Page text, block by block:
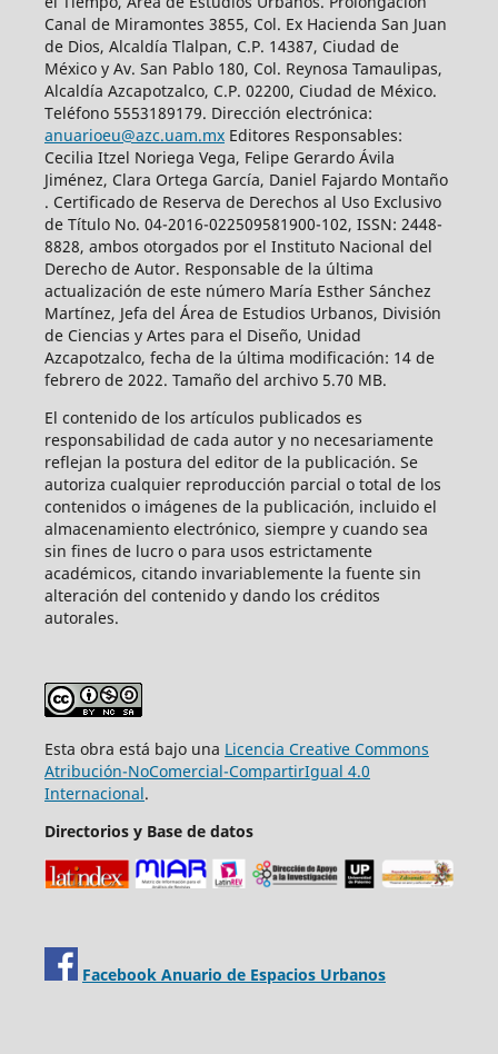
Canal de Miramontes 3855, Col. Ex Hacienda San Juan
de Dios, Alcaldía Tlalpan, C.P. 14387, Ciudad de
México y Av. San Pablo 180, Col. Reynosa Tamaulipas,
Alcaldía Azcapotzalco, C.P. 02200, Ciudad de México.
Teléfono 5553189179. Dirección electrónica:
anuarioeu@azc.uam.mxEditores Responsables:
Cecilia Itzel Noriega Vega, Felipe Gerardo Ávila
Jiménez, Clara Ortega García, Daniel Fajardo Montaño
. Certificado de Reserva de Derechos al Uso Exclusivo
de Título No. 04-2016-022509581900-102, ISSN: 2448-
8828, ambos otorgados por el Instituto Nacional del
Derecho de Autor. Responsable de la última
actualización de este número María Esther Sánchez
Martínez, Jefa del Área de Estudios Urbanos, División
de Ciencias y Artes para el Diseño, Unidad
Azcapotzalco, fecha de la última modificación: 14 de
febrero de 2022. Tamaño del archivo 5.70 MB.
El contenido de los artículos publicados es
responsabilidad de cada autor y no necesariamente
reflejan la postura del editor de la publicación. Se
autoriza cualquier reproducción parcial o total de los
contenidos o imágenes de la publicación, incluido el
almacenamiento electrónico, siempre y cuando sea
sin fines de lucro o para usos estrictamente
académicos, citando invariablemente la fuente sin
alteración del contenido y dando los créditos
autorales.
Esta obra está bajo una Licencia Creative Commons
Atribución-NoComercial-CompartirIgual 4.0
Internacional.
Directorios y Base de datos
Facebook Anuario de Espacios Urbanos